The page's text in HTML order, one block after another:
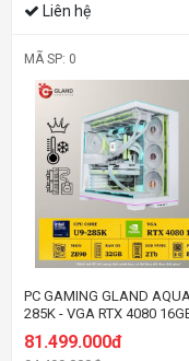
Liên hệ
MÃ SP: 0
PC GAMING GLAND
285K - VGA RTX 4080
81.499.000đ